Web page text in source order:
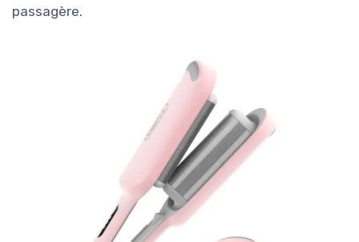
passagère.